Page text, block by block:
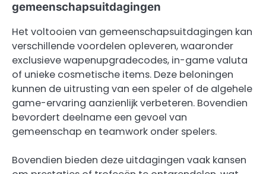
gemeenschapsuitdagingen
Het voltooien van gemeenschapsuitdagingen kan
verschillende voordelen opleveren, waaronder
exclusieve wapenupgradecodes, in-game valuta
of unieke cosmetische items. Deze beloningen
kunnen de uitrusting van een speler of de algehele
game-ervaring aanzienlijk verbeteren. Bovendien
bevordert deelname een gevoel van
gemeenschap en teamwork onder spelers.
Bovendien bieden deze uitdagingen vaak kansen